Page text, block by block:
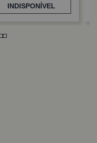
INDISPONÍVEL